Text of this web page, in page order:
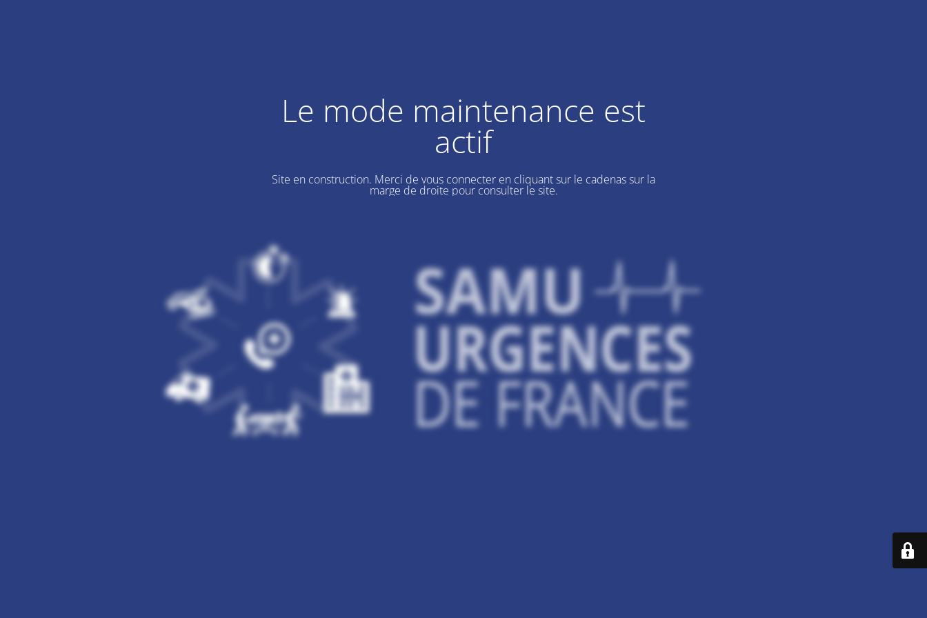
Le mode maintenance est
actif
Site en construction. Merci de vous connecter en cliquant sur le cadenas sur la
marge de droite pour consulter le site.